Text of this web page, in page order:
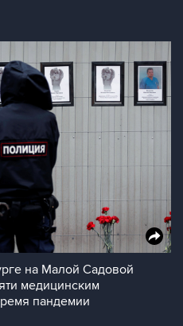
на Малой Садовой
медицинским
пандемии